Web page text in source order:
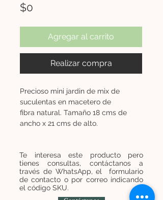
$0
Agregar al carrito
Realizar compra
Precioso mini jardin de mix de
suculentas en macetero de
fibra natural. Tamaño 18 cms de
ancho x 21 cms de alto.
Te interesa este producto pero
tienes consultas, contáctanos a
través de WhatsApp, el formulario
de contacto o por correo indicando
el código SKU.